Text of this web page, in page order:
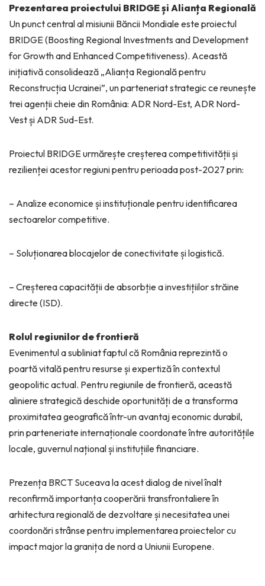
Prezentarea proiectului BRIDGE și Alianța Regională
Un punct central al misiunii Băncii Mondiale este proiectul
BRIDGE (Boosting Regional Investments and Development
for Growth and Enhanced Competitiveness). Această
inițiativă consolidează „Alianța Regională pentru
Reconstrucția Ucrainei”, un parteneriat strategic ce reunește
trei agenții cheie din România: ADR Nord-Est, ADR Nord-
Vest și ADR Sud-Est.
Proiectul BRIDGE urmărește creșterea competitivității și
rezilienței acestor regiuni pentru perioada post-2027 prin:
– Analize economice și instituționale pentru identificarea
sectoarelor competitive.
– Soluționarea blocajelor de conectivitate și logistică.
– Creșterea capacității de absorbție a investițiilor străine
directe (ISD).
Rolul regiunilor de frontieră
Evenimentul a subliniat faptul că România reprezintă o
poartă vitală pentru resurse și expertiză în contextul
geopolitic actual. Pentru regiunile de frontieră, această
aliniere strategică deschide oportunități de a transforma
proximitatea geografică într-un avantaj economic durabil,
prin parteneriate internaționale coordonate între autoritățile
locale, guvernul național și instituțiile financiare.
Prezența BRCT Suceava la acest dialog de nivel înalt
reconfirmă importanța cooperării transfrontaliere în
arhitectura regională de dezvoltare și necesitatea unei
coordonări strânse pentru implementarea proiectelor cu
impact major la granița de nord a Uniunii Europene.